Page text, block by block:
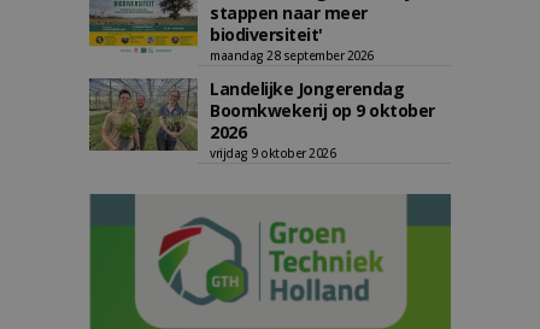
stappen naar meer
biodiversiteit'
maandag 28 september 2026
Landelijke Jongerendag
Boomkwekerij op 9 oktober
2026
vrijdag 9 oktober 2026